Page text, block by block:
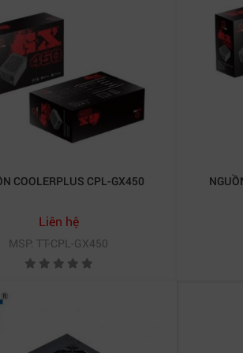
việc lắp đặt dễ dàng hơn – dù là
các loại mainboard và linh kiện
kiệm điện
này còn góp phần giảm
PC gaming tầm trung với VGA từ
nổ – một ưu điểm nổi bật của dòng
thấp, đây là lựa chọn lý tưởng cho
COOLERPLUS CPL-GX450
Liên hệ
MSP: TT-CPL-GX450